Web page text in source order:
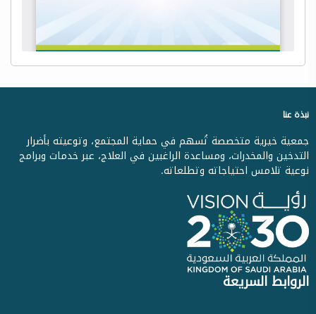
نبذة عنا
جمعية خيرية متخصصة تُسهم في حماية المجتمع، وتوعيته بأضرار
التدخين والمخدرات، ومساعدة الراغبين في العلاج، عبر خدمات وبرامج
نوعية تلامس احتياجاته وتطلعاته.
الروابط السريعة